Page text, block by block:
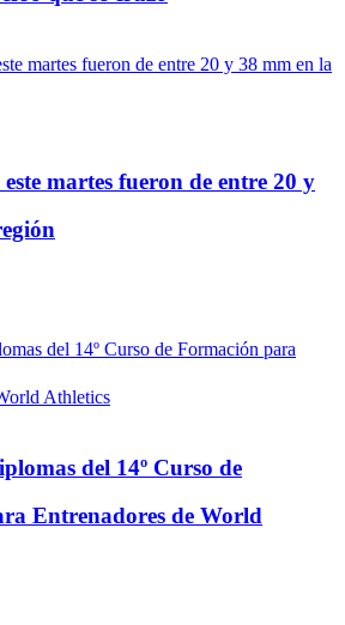
martes fueron de entre 20 y
del 14º Curso de
Entrenadores de World